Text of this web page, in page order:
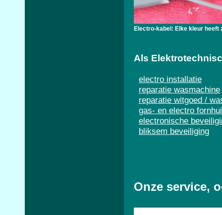
Electro-kabel: Elke kleur heeft
Als
electro installatie
reparatie wasmachine
reparatie witgoed /
gas- en electro
electronische
bliksem beveiliging
Onze service,